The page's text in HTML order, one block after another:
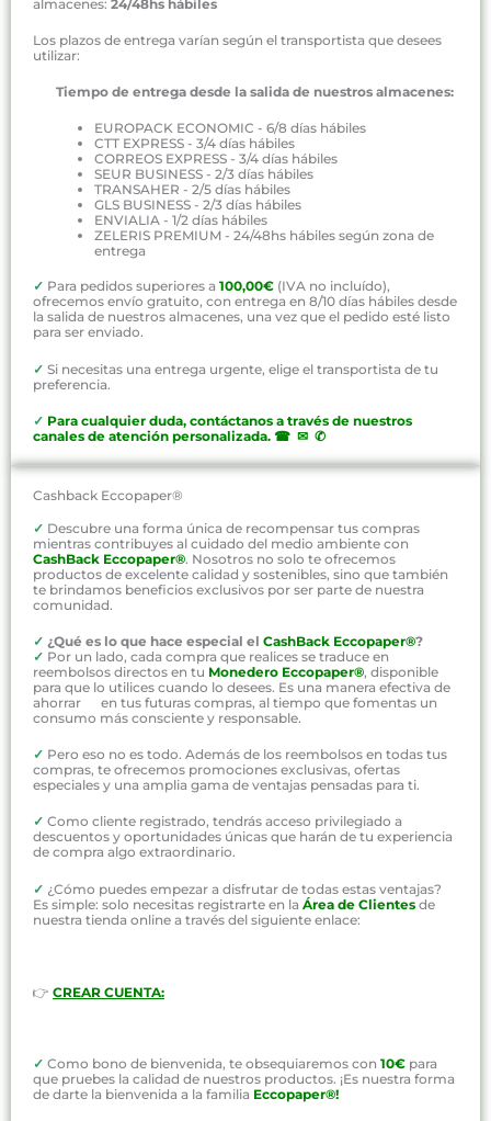
almacenes: 24/48hs hábiles
Los plazos de entrega varían según el transportista que desees
utilizar:
Tiempo de entrega desde la salida de nuestros almacenes:
EUROPACK ECONOMIC - 6/8 días hábiles
CTT EXPRESS - 3/4 días hábiles
CORREOS EXPRESS - 3/4 días hábiles
SEUR BUSINESS - 2/3 días hábiles
TRANSAHER - 2/5 días hábiles
GLS BUSINESS - 2/3 días hábiles
ENVIALIA - 1/2 días hábiles
ZELERIS PREMIUM - 24/48hs hábiles según zona de
entrega
✓ Para pedidos superiores a 100,00€ (IVA no incluído),
ofrecemos envío gratuito, con entrega en 8/10 días hábiles desde
la salida de nuestros almacenes, una vez que el pedido esté listo
para ser enviado.
✓ Si necesitas una entrega urgente, elige el transportista de tu
preferencia.
✓ Para cualquier duda, contáctanos a través de nuestros
canales de atención personalizada. ☎ ✉ ✆
Cashback Eccopaper®
✓ Descubre una forma única de recompensar tus compras
mientras contribuyes al cuidado del medio ambiente con
CashBack Eccopaper®. Nosotros no solo te ofrecemos
productos de excelente calidad y sostenibles, sino que también
te brindamos beneficios exclusivos por ser parte de nuestra
comunidad.
✓ ¿Qué es lo que hace especial el CashBack Eccopaper®?
✓ Por un lado, cada compra que realices se traduce en
reembolsos directos en tu Monedero Eccopaper®, disponible
para que lo utilices cuando lo desees. Es una manera efectiva de
ahorrar en tus futuras compras, al tiempo que fomentas un
consumo más consciente y responsable.
✓ Pero eso no es todo. Además de los reembolsos en todas tus
compras, te ofrecemos promociones exclusivas, ofertas
especiales y una amplia gama de ventajas pensadas para ti.
✓ Como cliente registrado, tendrás acceso privilegiado a
descuentos y oportunidades únicas que harán de tu experiencia
de compra algo extraordinario.
✓ ¿Cómo puedes empezar a disfrutar de todas estas ventajas?
Es simple: solo necesitas registrarte en la Área de Clientes de
nuestra tienda online a través del siguiente enlace:
👉 CREAR CUENTA:
✓ Como bono de bienvenida, te obsequiaremos con 10€ para
que pruebes la calidad de nuestros productos. ¡Es nuestra forma
de darte la bienvenida a la familia Eccopaper®!